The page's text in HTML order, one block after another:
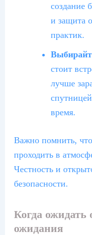
создание
и защита
практик.
стоит
лучше
время.
Важно помнить,
проходить в
Честность и
безопасности.
Когда ожидать
ожидания